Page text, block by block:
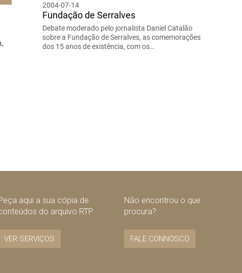
2004-07-14
Fundação de Serralves
Debate moderado pelo jornalista Daniel Catalão
sobre a Fundação de Serralves, as comemorações
dos 15 anos de existência, com os…
aqui a sua cópia de
do arquivo RTP
VER SERVIÇOS
Não encontrou o que
procura?
FALE CONNOSCO